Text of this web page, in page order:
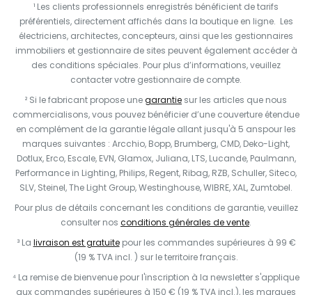
¹ Les clients professionnels enregistrés bénéficient de tarifs
préférentiels, directement affichés dans la boutique en ligne. Les
électriciens, architectes, concepteurs, ainsi que les gestionnaires
immobiliers et gestionnaire de sites peuvent également accéder à
des conditions spéciales. Pour plus d’informations, veuillez
contacter votre gestionnaire de compte.
² Si le fabricant propose unegarantie sur les articles que nous
commercialisons, vous pouvez bénéficier d’une couverture étendue
en complément de la garantie légale allant jusqu'à 5 anspour les
marques suivantes : Arcchio, Bopp, Brumberg, CMD, Deko-Light,
Dotlux, Erco, Escale, EVN, Glamox, Juliana, LTS, Lucande, Paulmann,
Performance in Lighting, Philips, Regent, Ribag, RZB, Schuller, Siteco,
SLV, Steinel, The Light Group, Westinghouse, WIBRE, XAL, Zumtobel.
Pour plus de détails concernant les conditions de garantie, veuillez
consulter nos conditions générales de vente.
³ La livraison est gratuitepour les commandes supérieures à 99 €
(19 % TVA incl. ) sur le territoire français.
⁴ La remise de bienvenue pour l'inscription à la newsletter s'applique
aux commandes supérieures à 150 € (19 % TVA incl.), les marques